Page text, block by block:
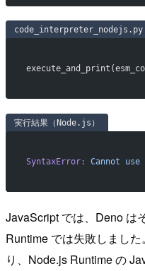
code_interpreter_nodejs.py
実行結果（Node.js）
SyntaxError: Cannot use
JavaScript では、Deno は
Runtime では失敗しまし
り、Node.js Runtime の